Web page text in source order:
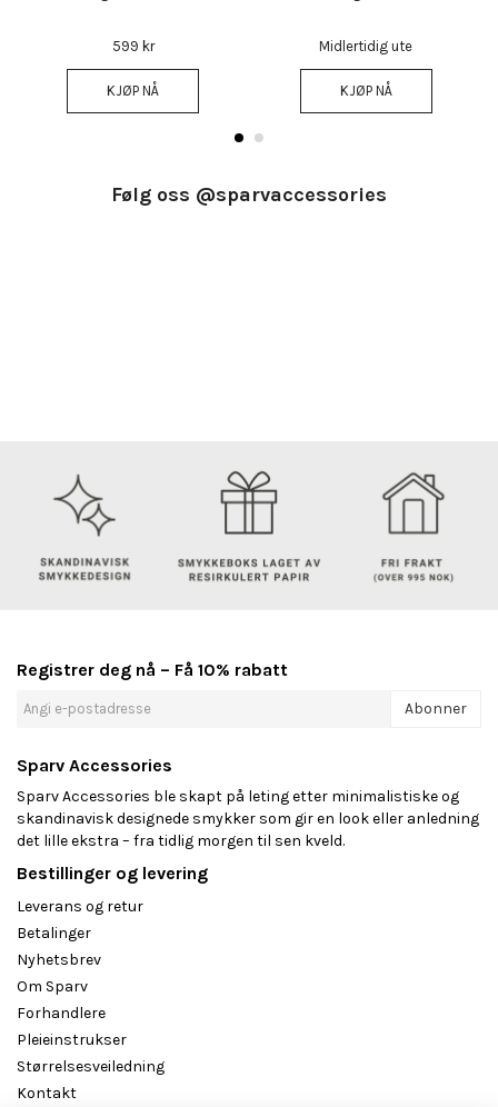
599 kr
KJØP NÅ
Midlertidig ute
KJØP NÅ
Følg oss @sparvaccessories
Registrer deg nå – Få 10% rabatt
Abonner
Sparv Accessories
Sparv Accessories ble skapt på leting etter minimalistiske og
skandinavisk designede smykker som gir en look eller anledning
det lille ekstra – fra tidlig morgen til sen kveld.
Bestillinger og levering
Leverans og retur
Betalinger
Nyhetsbrev
Om Sparv
Forhandlere
Pleieinstrukser
Størrelsesveiledning
Kontakt